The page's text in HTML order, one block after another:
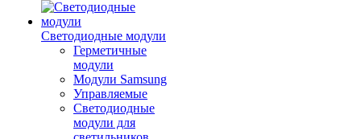
Светодиодные модули
Герметичные
модули
Модули Samsung
Управляемые
Светодиодные
модули для